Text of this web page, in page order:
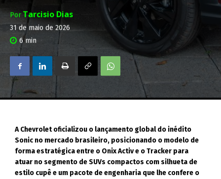
Por Tarcisio Dias
31 de maio de 2026
6min
A Chevrolet oficializou o lançamento global do inédito
Sonic no mercado brasileiro, posicionando o modelo de
forma estratégica entre o Onix Activ e o Tracker para
atuar no segmento de SUVs compactos com silhueta de
estilo cupê e um pacote de engenharia que lhe confere o